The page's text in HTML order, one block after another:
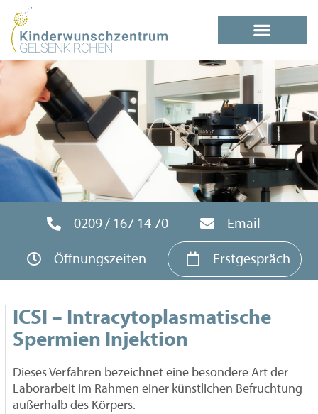
0209 / 167 14 70
Email
Öffnungszeiten
Erstgespräch
ICSI – Intracytoplasmatische
Spermien Injektion
Dieses Verfahren bezeichnet eine besondere Art der
Laborarbeit im Rahmen einer künstlichen Befruchtung
außerhalb des Körpers.